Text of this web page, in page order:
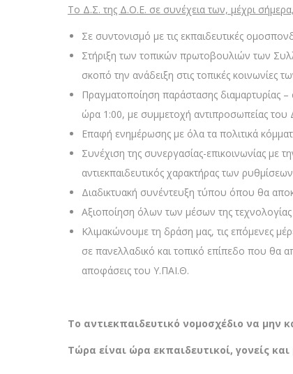
Το Δ.Σ. της Δ.Ο.Ε. σε συνέχεια των, μέχρι
Σε συντονισμό με τις εκπαιδευτικές
Στήριξη των τοπικών πρωτοβουλιών των
σκοπό την ανάδειξη στις τοπικές κοινωνίες
Πραγματοποίηση παράστασης διαμαρτυρίας
ώρα 1:00, με συμμετοχή αντιπροσωπείας του
Επαφή ενημέρωσης με όλα τα πολιτικά
Συνέχιση της συνεργασίας-επικοινωνίας με
αντιεκπαιδευτικός χαρακτήρας των
Διαδικτυακή συνέντευξη τύπου όπου θα
Αξιοποίηση όλων των μέσων της
Κλιμακώνουμε τη δράση μας, τις επόμενες
σε πανελλαδικό και τοπικό επίπεδο που θα
αποφάσεις του Υ.ΠΑΙ.Θ.
Το αντιεκπαιδευτικό νομοσχέδιο να μην
Τώρα είναι ώρα εκπαιδευτικοί, γονείς